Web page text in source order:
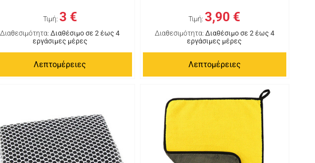
Τιμή: 3 €
Διαθεσιμότητα: Διαθέσιμο σε 2 έως 4
εργάσιμες μέρες
Λεπτομέρειες
Τιμή: 3,90 €
Διαθεσιμότητα: Διαθέσιμο σε 2 έως 4
εργάσιμες μέρες
Λεπτομέρειες